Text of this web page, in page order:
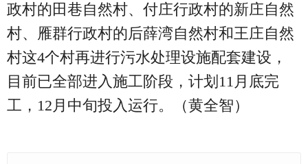
政村的田巷自然村、付庄行政村的新庄自然
村、雁群行政村的后薛湾自然村和王庄自然
村这4个村再进行污水处理设施配套建设，
目前已全部进入施工阶段，计划11月底完
工，12月中旬投入运行。（黄全智）